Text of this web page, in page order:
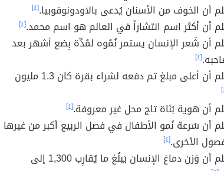
أن الخوف من الأسنان يُدعى بالاودونوفوبيا.[٤]
أن أكثر اسم انتشاراً في العالم هو اسم محمد.[٤]
أن شَعر الإنسان يستمر نُمُوه لمُدِّة بِضع أشهر بعد
[٤]
هل تعلم أن أعلى مبلغ تم دفعه لشراء بقرة كان 1.3 مليون
أن هوية بُنَاة تاج محل غير معروفة.[٤]
أن سُرعة نُمو الأطفال في فصل الربيع أكبر من غيرها
الأخرى.[٤]
هل تعلم أن وَزن دماغ الإنسان يَبلُغ ما يُقارِب 1,300 إلى